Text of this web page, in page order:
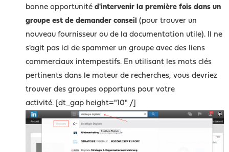
bonne opportunité d'intervenir la première fois dans un
groupe est de demander conseil (pour trouver un
nouveau fournisseur ou de la documentation utile). Il ne
s'agit pas ici de spammer un groupe avec des liens
commerciaux intempestifs. En utilisant les mots clés
pertinents dans le moteur de recherches, vous devriez
trouver des groupes opportuns pour votre
activité. [dt_gap height="10" /]